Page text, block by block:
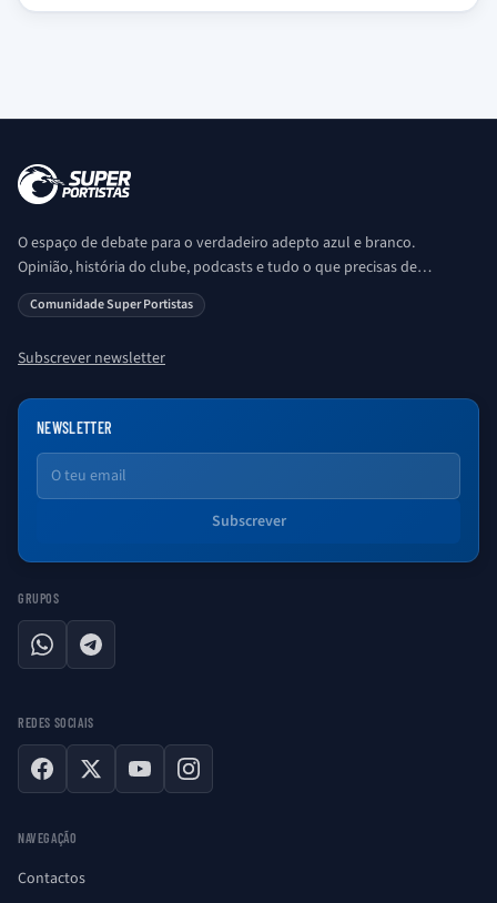
O espaço de debate para o verdadeiro adepto azul e branco.
Opinião, história do clube, podcasts e tudo o que precisas de
saber sobre o universo Porto. Ser Porto é aqui!
Comunidade Super Portistas
Subscrever newsletter
NEWSLETTER
Email
Subscrever
GRUPOS
WhatsAppTelegram
REDES SOCIAIS
Facebook
X YouTubeInstagram
NAVEGAÇÃO
Contactos